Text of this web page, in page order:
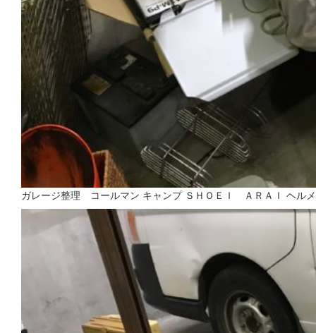
ガレージ整理 コールマン キャンプ ＳＨＯＥＩ ＡＲＡＩ ヘル